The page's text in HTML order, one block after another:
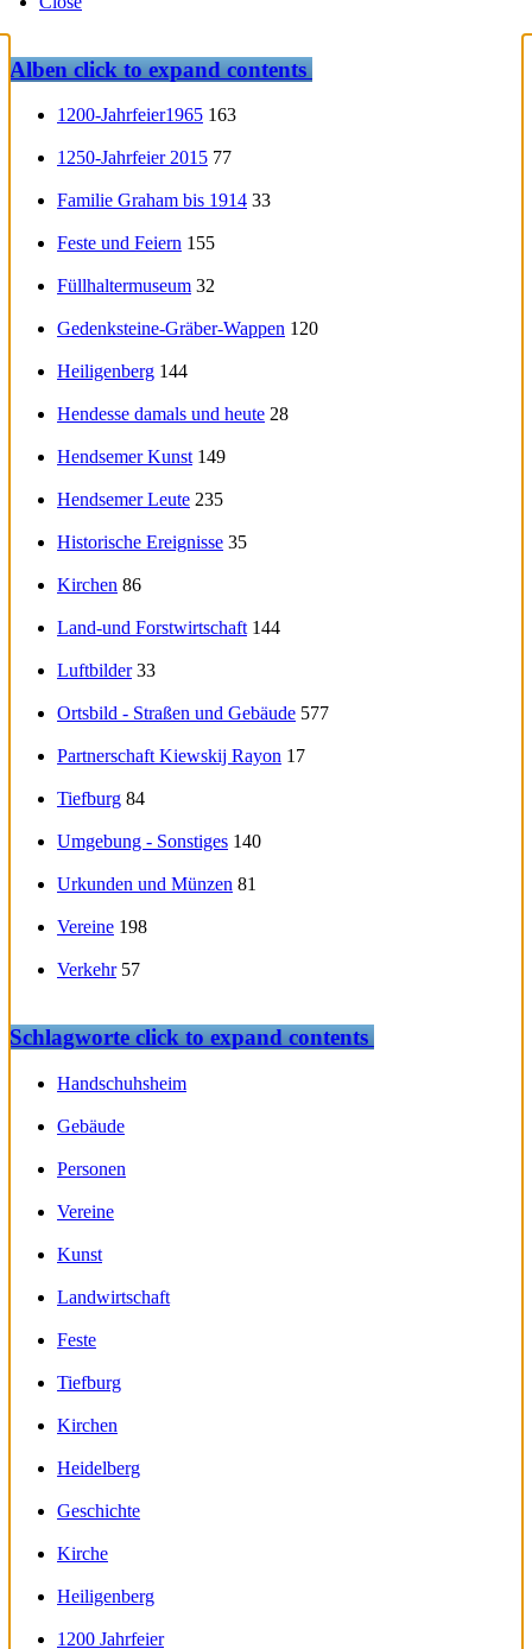
Albenclick to expand contents
1200-Jahrfeier1965 163
1250-Jahrfeier 2015 77
Familie Graham bis 1914 33
Feste und Feiern 155
Füllhaltermuseum 32
Gedenksteine-Gräber-Wappen 120
Heiligenberg 144
Hendesse damals und heute 28
Hendsemer Kunst 149
Hendsemer Leute 235
Historische Ereignisse 35
Kirchen 86
Land-und Forstwirtschaft 144
Luftbilder 33
Ortsbild - Straßen und Gebäude 577
Partnerschaft Kiewskij Rayon 17
Tiefburg 84
Umgebung - Sonstiges 140
Urkunden und Münzen 81
Vereine 198
Verkehr 57
Schlagworteclick to expand contents
Handschuhsheim
Gebäude
Personen
Vereine
Kunst
Landwirtschaft
Feste
Tiefburg
Kirchen
Heidelberg
Geschichte
Kirche
Heiligenberg
1200 Jahrfeier